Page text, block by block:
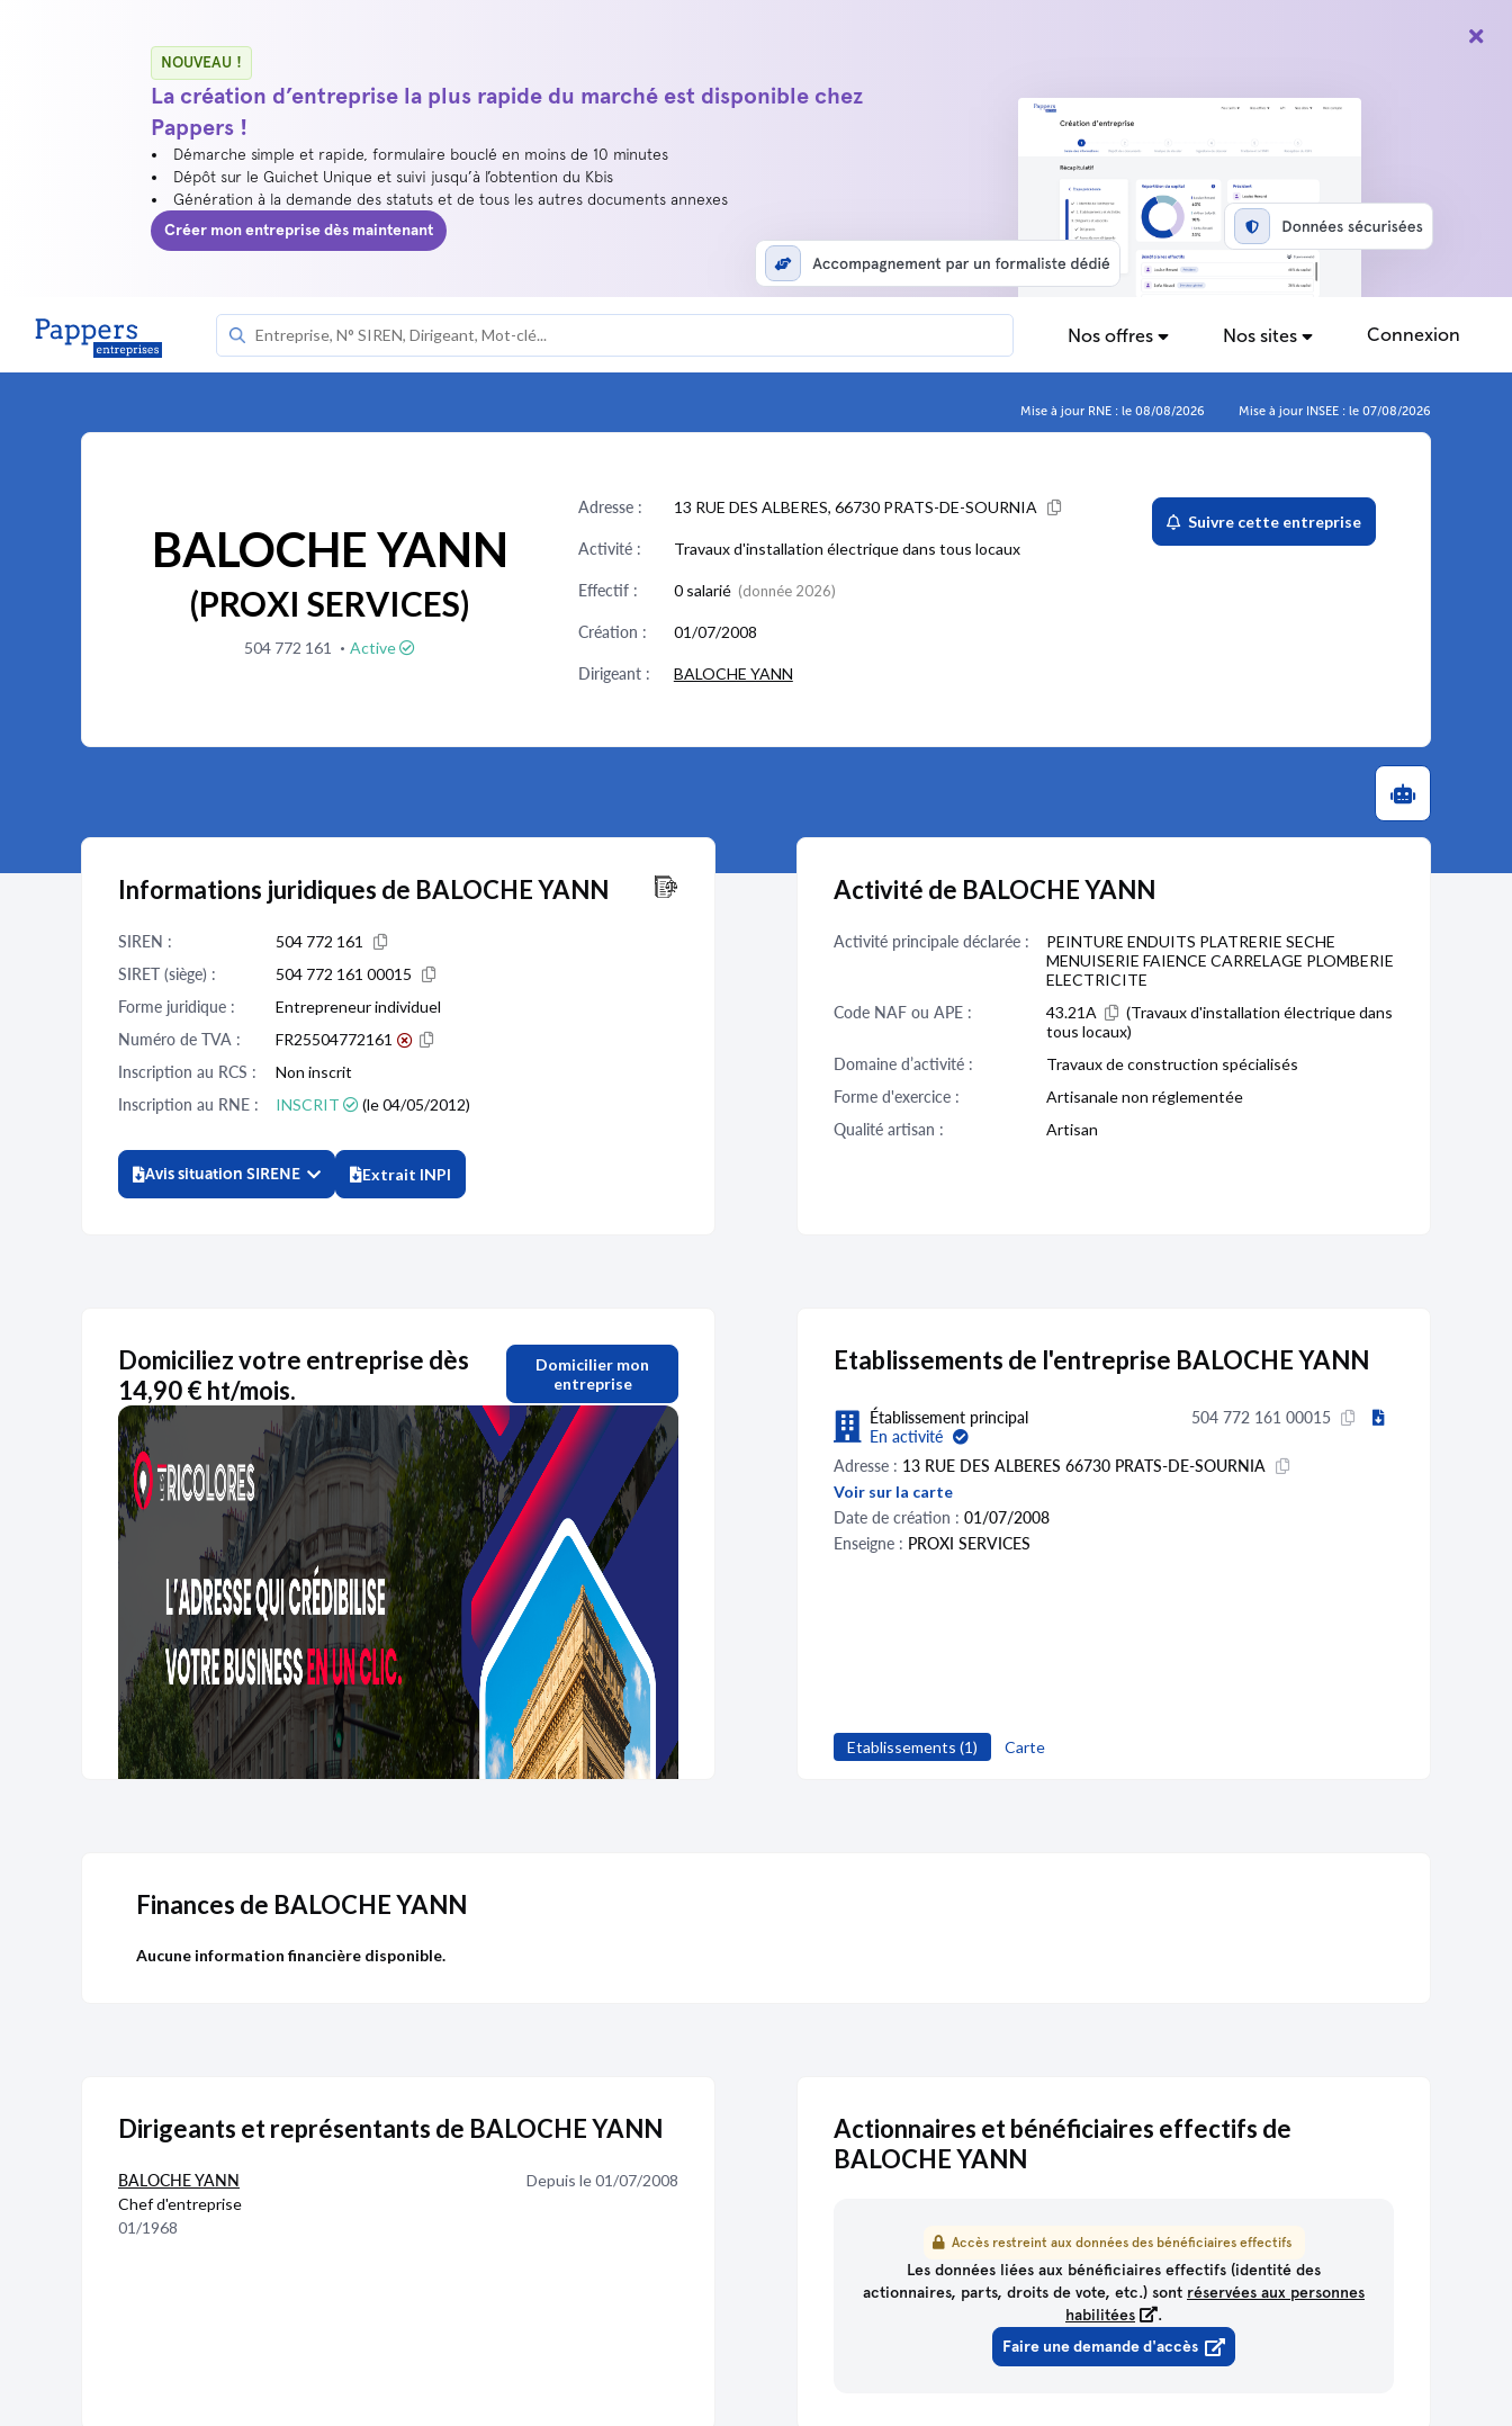
NOUVEAU !
La création d’entreprise la plus rapide du marché est disponible chez
Pappers !
Démarche simple et rapide, formulaire bouclé en moins de 10 minutes
Dépôt sur le Guichet Unique et suivi jusqu’à l’obtention du Kbis
Génération à la demande des statuts et de tous les autres documents annexes
Créer mon entreprise dès maintenant
Nos offres Nos sites Connexion
Mise à jour RNE : le 08/08/2026 Mise à jour INSEE : le 07/08/2026
BALOCHE YANN
(PROXI SERVICES)
504 772 161 · Active
Adresse : 13 RUE DES ALBERES, 66730 PRATS-DE-SOURNIA
Activité : Travaux d'installation électrique dans tous locaux
Effectif : 0 salarié (donnée 2026)
Création : 01/07/2008
Dirigeant : BALOCHE YANN
Suivre cette entreprise
Informations juridiques de BALOCHE YANN
SIREN :
504 772 161
SIRET (siège) :
504 772 161 00015
Forme juridique :
Entrepreneur individuel
Numéro de TVA :
FR25504772161
Inscription au RCS :
Non inscrit
Inscription au RNE :
INSCRIT (le 04/05/2012)
Avis situation SIRENE Extrait INPI
Activité de BALOCHE YANN
Activité principale déclarée :
PEINTURE ENDUITS PLATRERIE SECHE
MENUISERIE FAIENCE CARRELAGE PLOMBERIE
ELECTRICITE
Code NAF ou APE :
43.21A
(Travaux d'installation électrique dans
tous locaux)
Domaine d’activité :
Travaux de construction spécialisés
Forme d'exercice :
Artisanale non réglementée
Qualité artisan :
Artisan
Domiciliez votre entreprise dès
14,90 € ht/mois.
Domicilier mon
entreprise
Etablissements de l'entreprise BALOCHE YANN
Établissement principal
En activité
504 772 161 00015
Adresse : 13 RUE DES ALBERES 66730 PRATS-DE-SOURNIA
Voir sur la carte
Date de création : 01/07/2008
Enseigne : PROXI SERVICES
Etablissements (1) Carte
Finances de BALOCHE YANN
Aucune information financière disponible.
Dirigeants et représentants de BALOCHE YANN
BALOCHE YANN
Chef d'entreprise
01/1968
Depuis le 01/07/2008
Actionnaires et bénéficiaires effectifs de
BALOCHE YANN
Accès restreint aux données des bénéficiaires effectifs
Les données liées aux bénéficiaires effectifs (identité des
actionnaires, parts, droits de vote, etc.) sont réservées aux personnes
habilitées
.
Faire une demande d'accès